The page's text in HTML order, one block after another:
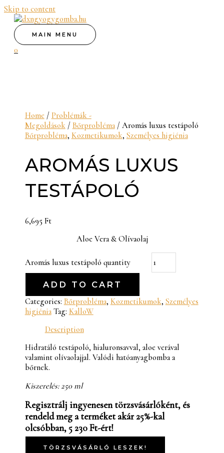
Skip to content
MAIN MENU
0
Home/ Problémák -
Megoldások/ Bőrprobléma/ Aromás luxus testápoló
Bőrprobléma, Kozmetikumok, Személyes higiénia
AROMÁS LUXUS
TESTÁPOLÓ
6,695 Ft
Aloe Vera & Olívaolaj
Aromás luxus testápoló quantity
ADD TO CART
Categories: Bőrprobléma, Kozmetikumok, Személyes
higiénia Tag: KalloW
Description
Hidratáló testápoló, hialuronsavval, aloe verával
valamint olívaolajjal. Valódi hatóanyagbomba a
bőrnek.
Kiszerelés: 250 ml
Regisztrálj ingyenesen törzsvásárlóként, és
rendeld meg a terméket akár 25%-kal
olcsóbban, 5 230 Ft-ért!
TÖRZSVÁSÁRLÓ LESZEK!